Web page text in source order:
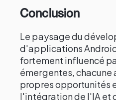
Conclusion
Le paysage du
d'applications
fortement influencé
émergentes, chacune
propres opportunités
l'intégration de l'IA et